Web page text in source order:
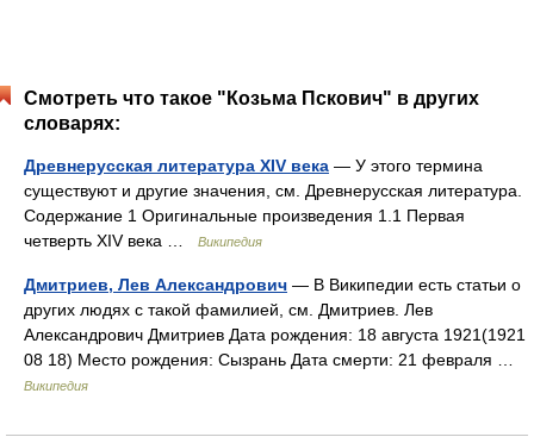
Смотреть что такое "Козьма Пскович" в других
словарях:
Древнерусская литература XIV века — У этого термина
существуют и другие значения, см. Древнерусская литература.
Содержание 1 Оригинальные произведения 1.1 Первая
четверть XIV века …
Википедия
Дмитриев, Лев Александрович — В Википедии есть статьи о
других людях с такой фамилией, см. Дмитриев. Лев
Александрович Дмитриев Дата рождения: 18 августа 1921(1921
08 18) Место рождения: Сызрань Дата смерти: 21 февраля …
Википедия